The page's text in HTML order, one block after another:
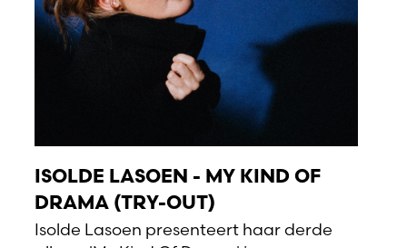
ISOLDE LASOEN - MY KIND OF
DRAMA (TRY-OUT)
Isolde Lasoen presenteert haar derde